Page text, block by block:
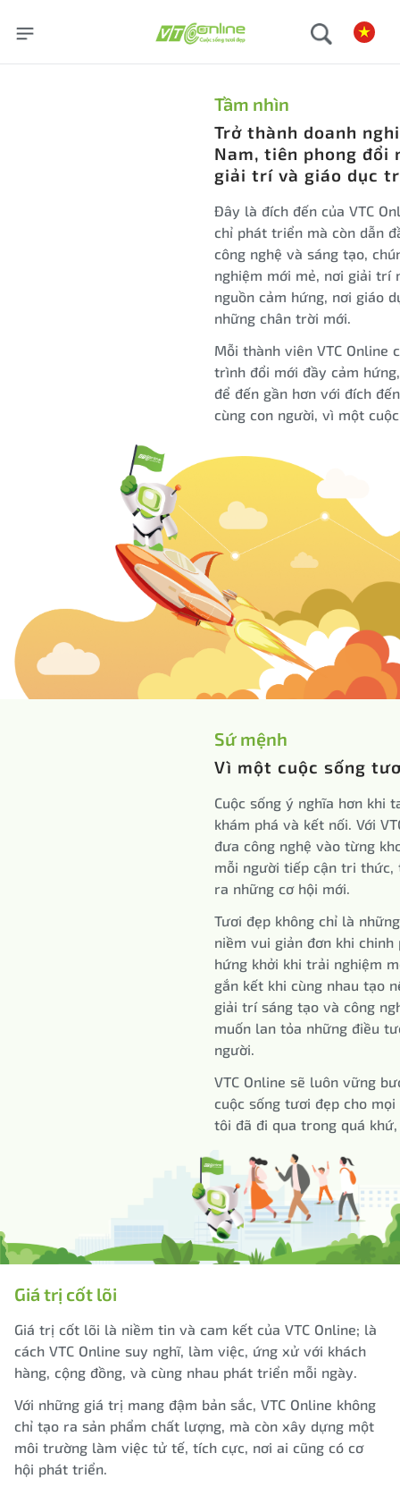
Tầm nhìn
Trở thành doanh
Nam, tiên phong
giải trí và giáo dục
Đây là đích đến của VTC
chỉ phát triển mà còn dẫn
công nghệ và sáng tạo,
nghiệm mới mẻ, nơi giải
nguồn cảm hứng, nơi giáo
những chân trời mới.
Mỗi thành viên VTC Online
trình đổi mới đầy cảm
để đến gần hơn với đích
cùng con người, vì một
Sứ mệnh
Vì một cuộc sống
Cuộc sống ý nghĩa hơn khi
khám phá và kết nối. Với
đưa công nghệ vào từng
mỗi người tiếp cận tri thức,
ra những cơ hội mới.
Tươi đẹp không chỉ là
niềm vui giản đơn khi
hứng khởi khi trải nghiệm
gắn kết khi cùng nhau tạo
giải trí sáng tạo và công
muốn lan tỏa những điều
người.
VTC Online sẽ luôn vững
cuộc sống tươi đẹp cho mọi
tôi đã đi qua trong quá
Giá trị cốt lõi
Giá trị cốt lõi là niềm tin và cam kết của VTC Online; là
cách VTC Online suy nghĩ, làm việc, ứng xử với khách
hàng, cộng đồng, và cùng nhau phát triển mỗi ngày.
Với những giá trị mang đậm bản sắc, VTC Online không
chỉ tạo ra sản phẩm chất lượng, mà còn xây dựng một
môi trường làm việc tử tế, tích cực, nơi ai cũng có cơ
hội phát triển.